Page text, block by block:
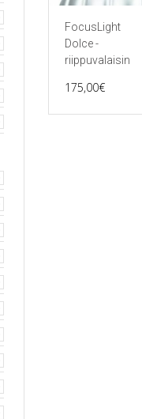
FocusLight
Dolce -
riippuvalaisin
175,00€